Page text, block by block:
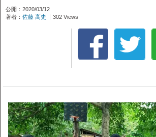
公開：2020/03/12
著者： 佐藤 高史 302 Views